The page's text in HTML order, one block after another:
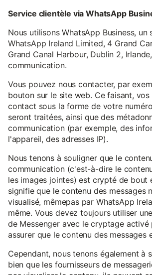
Service clientèle via WhatsApp
Nous utilisons WhatsApp Business,
WhatsApp Ireland Limited, 4 Grand
Grand Canal Harbour, Dublin 2,
communication.
Vous pouvez nous contacter, par
bouton sur le site web. Ce faisant, vos
contact sous la forme de votre
seront traitées, ainsi que des
communication (par exemple, des
l'appareil, des adresses IP).
Nous tenons à souligner que le
communication (c'est-à-dire le
les images jointes) est crypté de bout
signifie que le contenu des messages
visualisé, mêmepas par WhatsApp
même. Vous devez toujours utiliser
de Messenger avec le cryptage activé
assurer que le contenu des messages
Cependant, nous tenons également à
bien que les fournisseurs de